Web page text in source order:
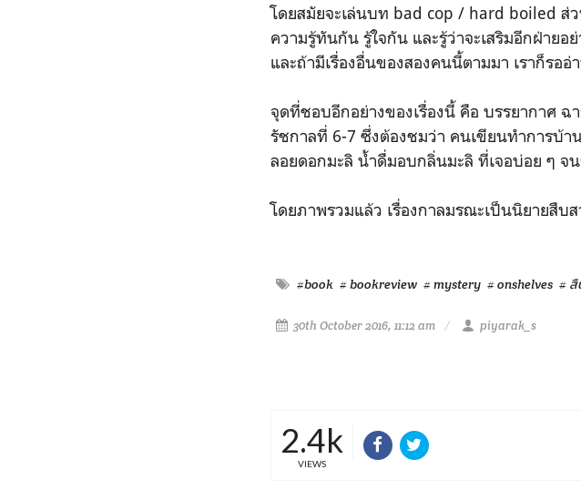
โดยสมัยจะเล่นบท bad cop / hard boiled ส่
ความรู้ทันกัน รู้ใจกัน และรู้ว่าจะเสริมอีกฝ่ายอย่
และถ้ามีเรื่องอื่นของสองคนนี้ตามมา เราก็รออ่
จุดที่ชอบอีกอย่างของเรื่องนี้ คือ บรรยากาศ ฉ
รัชกาลที่ 6-7 ซึ่งต้องชมว่า คนเขียนทำการบ้า
ลอยดอกมะลิ น้ำดื่มอบกลิ่นมะลิ ที่เจอบ่อย ๆ จ
โดยภาพรวมแล้ว เรื่องกาลมรณะเป็นนิยายสืบส
#book # bookreview # mystery # onshelves # สื
30th October 2016, 11:12 am piyarak_s
2.4k
VIEWS